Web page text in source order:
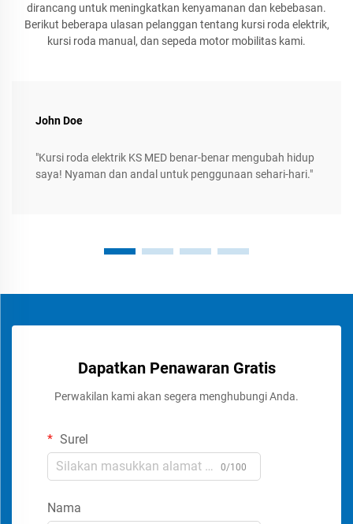
dirancang untuk meningkatkan kenyamanan dan kebebasan.
Berikut beberapa ulasan pelanggan tentang kursi roda elektrik,
kursi roda manual, dan sepeda motor mobilitas kami.
John Doe
"Kursi roda elektrik KS MED benar-benar mengubah hidup
saya! Nyaman dan andal untuk penggunaan sehari-hari."
Dapatkan Penawaran Gratis
Perwakilan kami akan segera menghubungi Anda.
Surel
0/100
Nama